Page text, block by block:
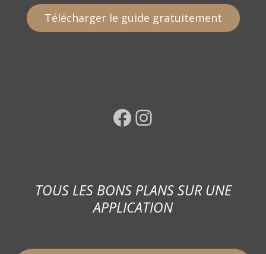
Télécharger le guide gratuitement
Facebook Instagram
TOUS LES BONS PLANS SUR UNE
APPLICATION